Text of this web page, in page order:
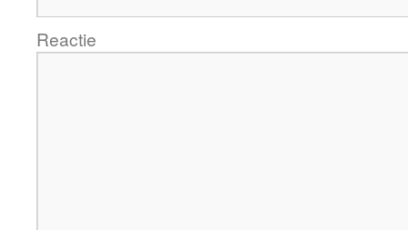
Reactie